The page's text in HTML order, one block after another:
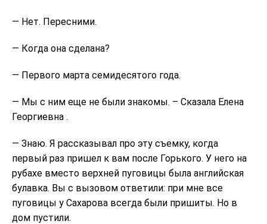
— Нет. Пересними.
— Когда она сделана?
— Первого марта семидесятого года.
— Мы с ним еще не были знакомы. – Сказала Елена
Георгиевна .
— Знаю. Я рассказывал про эту съемку, когда
первый раз пришел к вам после Горького. У него на
рубахе вместо верхней пуговицы была английская
булавка. Вы с вызовом ответили: при мне все
пуговицы у Сахарова всегда были пришиты. Но в
дом пустили.